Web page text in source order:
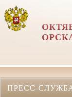
ПРЕСС-